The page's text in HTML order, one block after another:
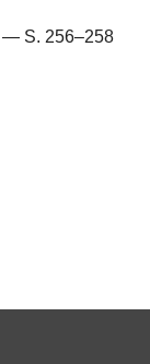
— S. 256–258